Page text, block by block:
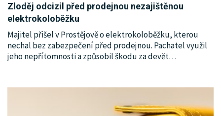
Zloděj odcizil před prodejnou nezajištěnou
elektrokoloběžku
Majitel přišel v Prostějově o elektrokoloběžku, kterou
nechal bez zabezpečení před prodejnou. Pachatel využil
jeho nepřítomnosti a způsobil škodu za devět…